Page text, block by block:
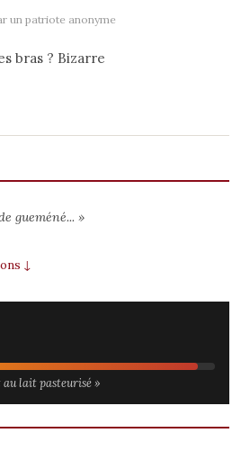
un patriote anonyme
bras ? Bizarre
gueméné... »
↓
lait pasteurisé »